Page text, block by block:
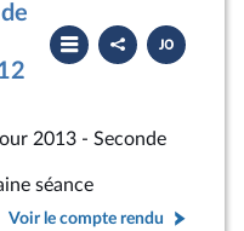
Partager
le
compte
Télécharger
le
PDF
2013 - Seconde
séance
Voir le compte rendu